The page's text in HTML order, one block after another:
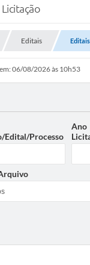
Editais
06/08/2026 às 10h53
Edital/Processo
Ano